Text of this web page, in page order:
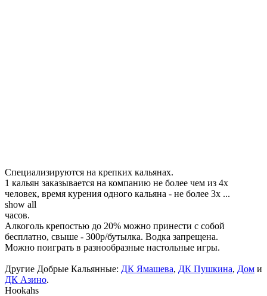
Специализируются на крепких кальянах.
1 кальян заказывается на компанию не более чем из 4х
человек, время курения одного кальяна - не более 3х ...
show all
часов.
Алкоголь крепостью до 20% можно принести с собой
бесплатно, свыше - 300р/бутылка. Водка запрещена.
Можно поиграть в разнообразные настольные игры.
Другие Добрые Кальянные: ДК Ямашева, ДК Пушкина, Дом и
ДК Азино.
Hookahs